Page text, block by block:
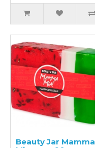
Beauty Jar Mamma